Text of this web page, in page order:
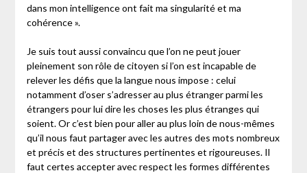
dans mon intelligence ont fait ma singularité et ma
cohérence ».
Je suis tout aussi convaincu que l’on ne peut jouer
pleinement son rôle de citoyen si l’on est incapable de
relever les défis que la langue nous impose : celui
notamment d’oser s’adresser au plus étranger parmi les
étrangers pour lui dire les choses les plus étranges qui
soient. Or c’est bien pour aller au plus loin de nous-mêmes
qu’il nous faut partager avec les autres des mots nombreux
et précis et des structures pertinentes et rigoureuses. Il
faut certes accepter avec respect les formes différentes